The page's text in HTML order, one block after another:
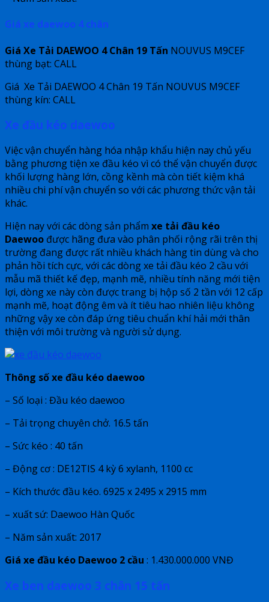
Giá xe daewoo 4 chân
Giá Xe Tải DAEWOO 4 Chân 19 Tấn NOUVUS M9CEF
thùng bạt: CALL
Giá Xe Tải DAEWOO 4 Chân 19 Tấn NOUVUS M9CEF
thùng kín: CALL
Xe đầu kéo daewoo
Việc vận chuyển hàng hóa nhập khẩu hiện nay chủ yếu
bằng phương tiện xe đầu kéo vì có thể vận chuyển được
khối lượng hàng lớn, cồng kềnh mà còn tiết kiệm khá
nhiều chi phí vận chuyển so với các phương thức vận tải
khác.
Hiện nay với các dòng sản phẩm xe tải đầu kéo
Daewoo được hãng đưa vào phân phối rộng rãi trên thị
trường đang được rất nhiều khách hàng tin dùng và cho
phản hồi tích cực, với các dòng xe tải đầu kéo 2 cầu với
mẫu mã thiết kế đẹp, mạnh mẽ, nhiều tính năng mới tiện
lợi, dòng xe này còn được trang bị hộp số 2 tần với 12 cấp
mạnh mẽ, hoạt động êm và ít tiêu hao nhiên liệu không
những vậy xe còn đáp ứng tiêu chuẩn khí hải mới thân
thiện với môi trường và người sử dụng.
Thông số xe đầu kéo daewoo
– Số loại : Đầu kéo daewoo
– Tải trọng chuyên chở. 16.5 tấn
– Sức kéo : 40 tấn
– Động cơ : DE12TIS 4 kỳ 6 xylanh, 1100 cc
– Kích thước đầu kéo. 6925 x 2495 x 2915 mm
– xuất sứ: Daewoo Hàn Quốc
– Năm sản xuất: 2017
Giá xe đầu kéo Daewoo 2 cầu : 1.430.000.000 VNĐ
Xe ben daewoo 3 chân 15 tấn